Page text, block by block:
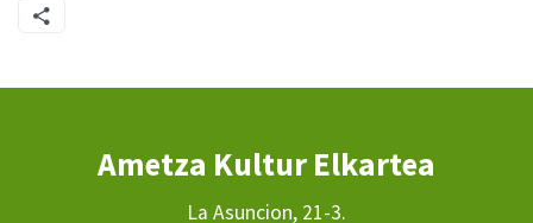
Ametza Kultur Elkartea
La Asuncion, 21-3.